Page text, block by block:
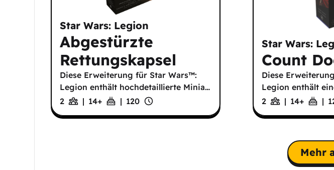
Star Wars: Legion
Abgestürzte
Rettungskapsel
Diese Erweiterung für Star Wars™:
Legion enthält hochdetaillierte Minia…
2
| 14+ | 120
Star Wars:
Count
Diese
Legion enthält
2
| 14+ |
Mehr